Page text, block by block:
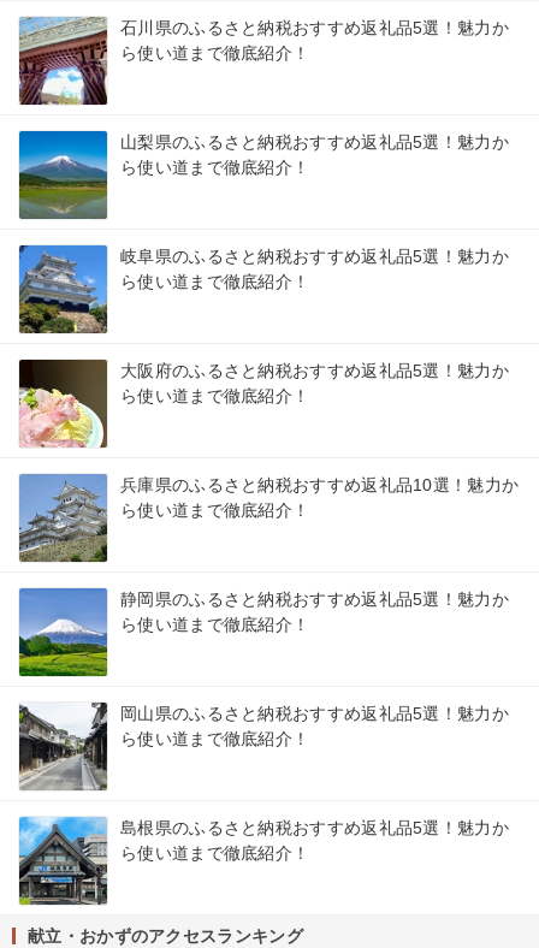
石川県のふるさと納税おすすめ返礼品5選！魅力か
ら使い道まで徹底紹介！
山梨県のふるさと納税おすすめ返礼品5選！魅力か
ら使い道まで徹底紹介！
岐阜県のふるさと納税おすすめ返礼品5選！魅力か
ら使い道まで徹底紹介！
大阪府のふるさと納税おすすめ返礼品5選！魅力か
ら使い道まで徹底紹介！
兵庫県のふるさと納税おすすめ返礼品10選！魅力か
ら使い道まで徹底紹介！
静岡県のふるさと納税おすすめ返礼品5選！魅力か
ら使い道まで徹底紹介！
岡山県のふるさと納税おすすめ返礼品5選！魅力か
ら使い道まで徹底紹介！
島根県のふるさと納税おすすめ返礼品5選！魅力か
ら使い道まで徹底紹介！
献立・おかずのアクセスランキング